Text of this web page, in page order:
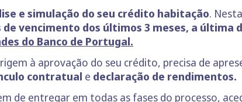
e simulação do seu crédito habitação.
de vencimento dos últimos 3 meses, a última
do Banco de Portugal.
à aprovação do seu crédito, precisa de
contratual e declaração de rendimentos.
de entregar em todas as fases do processo,